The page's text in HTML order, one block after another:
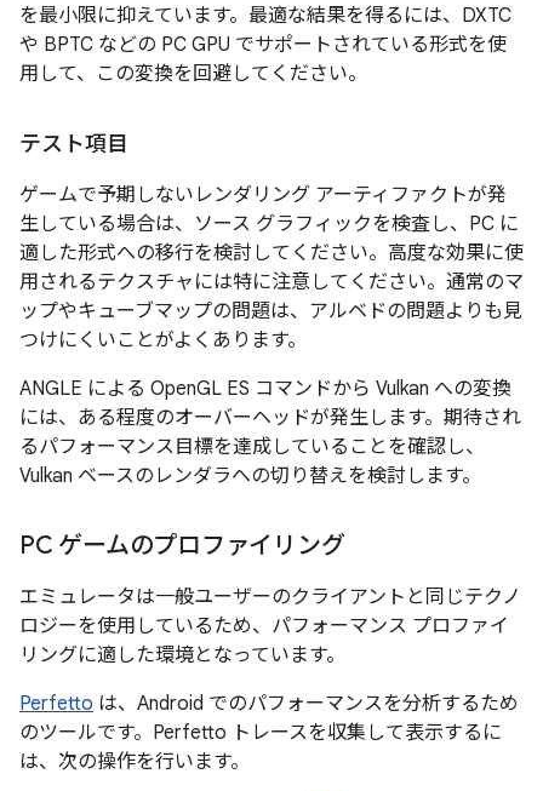
を最小限に抑えています。最適な結果を得るには、DXTC
や BPTC などの PC GPU でサポートされている形式を使
用して、この変換を回避してください。
テスト項目
ゲームで予期しないレンダリング アーティファクトが発
生している場合は、ソース グラフィックを検査し、PC に
適した形式への移行を検討してください。高度な効果に使
用されるテクスチャには特に注意してください。通常のマ
ップやキューブマップの問題は、アルベドの問題よりも見
つけにくいことがよくあります。
ANGLE による OpenGL ES コマンドから Vulkan への変換
には、ある程度のオーバーヘッドが発生します。期待され
るパフォーマンス目標を達成していることを確認し、
Vulkan ベースのレンダラへの切り替えを検討します。
PC ゲームのプロファイリング
エミュレータは一般ユーザーのクライアントと同じテクノ
ロジーを使用しているため、パフォーマンス プロファイ
リングに適した環境となっています。
Perfetto は、Android でのパフォーマンスを分析するため
のツールです。Perfetto トレースを収集して表示するに
は、次の操作を行います。